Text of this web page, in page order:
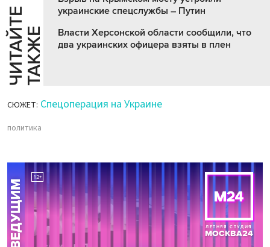
Ч
И
Т
АЙ
Т
Е
Т
А
К
ЖЕ
украинские спецслужбы – Путин
Власти Херсонской области сообщили, что
два украинских офицера взяты в плен
СЮЖЕТ: Спецоперация на Украине
политика